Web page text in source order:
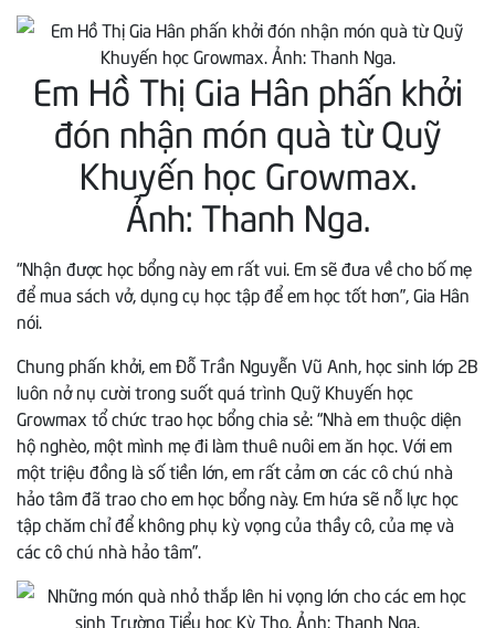
Em Hồ Thị Gia Hân phấn khởi
đón nhận món quà từ Quỹ
Khuyến học Growmax.
Ảnh: Thanh Nga.
“Nhận được học bổng này em rất vui. Em sẽ đưa về cho bố mẹ
để mua sách vở, dụng cụ học tập để em học tốt hơn”, Gia Hân
nói.
Chung phấn khởi, em Đỗ Trần Nguyễn Vũ Anh, học sinh lớp 2B
luôn nở nụ cười trong suốt quá trình Quỹ Khuyến học
Growmax tổ chức trao học bổng chia sẻ: “Nhà em thuộc diện
hộ nghèo, một mình mẹ đi làm thuê nuôi em ăn học. Với em
một triệu đồng là số tiền lớn, em rất cảm ơn các cô chú nhà
hảo tâm đã trao cho em học bổng này. Em hứa sẽ nỗ lực học
tập chăm chỉ để không phụ kỳ vọng của thầy cô, của mẹ và
các cô chú nhà hảo tâm”.